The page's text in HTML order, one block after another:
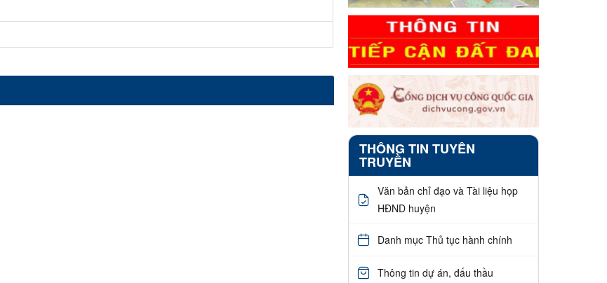
THÔNG TIN TUYÊN
TRUYỀN
Văn bản chỉ đạo và Tài liệu họp
HĐND huyện
Danh mục Thủ tục hành chính
Thông tin dự án, đấu thầu